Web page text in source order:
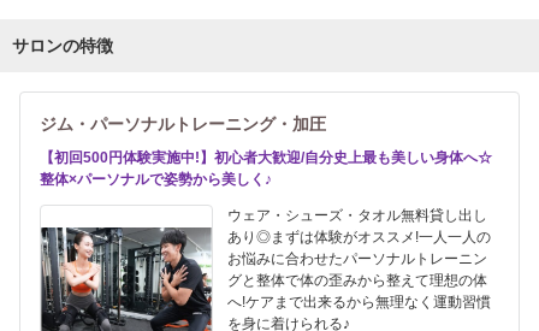
サロンの特徴
ジム・パーソナルトレーニング・加圧
【初回500円体験実施中!】初心者大歓迎/自分史上最も美しい身体へ☆
整体×パーソナルで姿勢から美しく♪
ウェア・シューズ・タオル無料貸し出し
あり◎まずは体験がオススメ!一人一人の
お悩みに合わせたパーソナルトレーニン
グと整体で体の歪みから整えて理想の体
へ!ケアまで出来るから無理なく運動習慣
を身に着けられる♪